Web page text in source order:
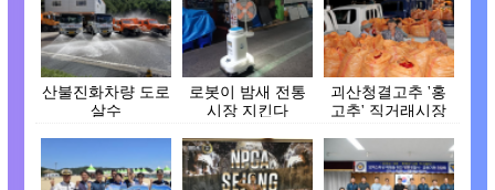
산불진화차량 도로
살수
로봇이 밤새 전통
시장 지킨다
괴산청결고추 '홍
고추' 직거래시장